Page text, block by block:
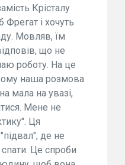
Крісталу
і хочуть
Мовляв, їм
що не
роботу. На це
наша розмова
мала на увазі,
Мене не
Ця
де не
спати. Це спроби